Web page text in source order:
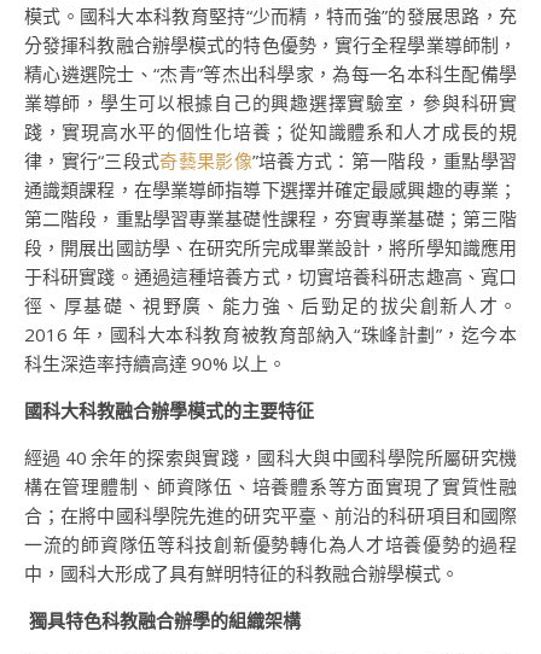
模式。國科大本科教育堅持“少而精，特而強”的發展思路，充
分發揮科教融合辦學模式的特色優勢，實行全程學業導師制，
精心遴選院士、“杰青”等杰出科學家，為每一名本科生配備學
業導師，學生可以根據自己的興趣選擇實驗室，參與科研實
踐，實現高水平的個性化培養；從知識體系和人才成長的規
律，實行“三段式奇藝果影像”培養方式：第一階段，重點學習
通識類課程，在學業導師指導下選擇并確定最感興趣的專業；
第二階段，重點學習專業基礎性課程，夯實專業基礎；第三階
段，開展出國訪學、在研究所完成畢業設計，將所學知識應用
于科研實踐。通過這種培養方式，切實培養科研志趣高、寬口
徑、厚基礎、視野廣、能力強、后勁足的拔尖創新人才。
2016 年，國科大本科教育被教育部納入“珠峰計劃”，迄今本
科生深造率持續高達 90% 以上。
國科大科教融合辦學模式的主要特征
經過 40 余年的探索與實踐，國科大與中國科學院所屬研究機
構在管理體制、師資隊伍、培養體系等方面實現了實質性融
合；在將中國科學院先進的研究平臺、前沿的科研項目和國際
一流的師資隊伍等科技創新優勢轉化為人才培養優勢的過程
中，國科大形成了具有鮮明特征的科教融合辦學模式。
獨具特色科教融合辦學的組織架構